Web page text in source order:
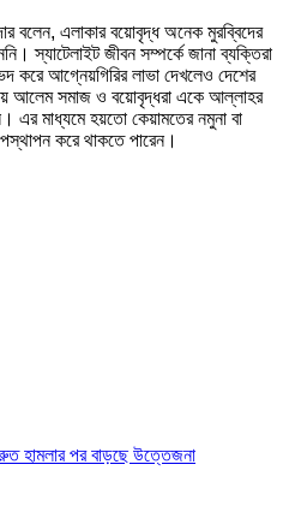
বলেন, এলাকার বয়োবৃদ্ধ অনেক মুরব্বিদের
স্যাটেলাইট জীবন সম্পর্কে জানা ব্যক্তিরা
করে আগ্নেয়গিরির লাভা দেখলেও দেশের
আলেম সমাজ ও বয়োবৃদ্ধরা একে আল্লাহর
এর মাধ্যমে হয়তো কেয়ামতের নমুনা বা
করে থাকতে পারেন।
হামলার পর বাড়ছে উত্তেজনা